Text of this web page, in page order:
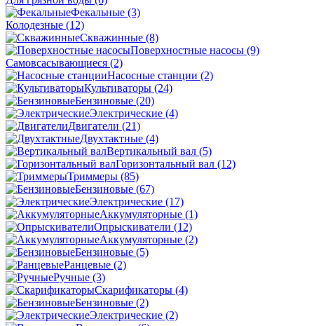
Фекальные (3)
Колодезные (12)
Скважинные (8)
Поверхностные насосы (9)
Самовсасывающиеся (2)
Насосные станции (2)
Культиваторы (24)
Бензиновые (20)
Электрические (4)
Двигатели (21)
Двухтактные (4)
Вертикальный вал (5)
Горизонтальный вал (12)
Триммеры (85)
Бензиновые (67)
Электрические (17)
Аккумуляторные (1)
Опрыскиватели (12)
Аккумуляторные (2)
Бензиновые (5)
Ранцевые (2)
Ручные (3)
Скарификаторы (4)
Бензиновые (2)
Электрические (2)